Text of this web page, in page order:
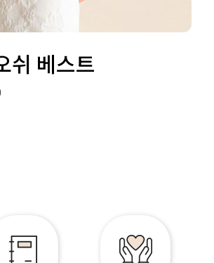
쉬 베스트